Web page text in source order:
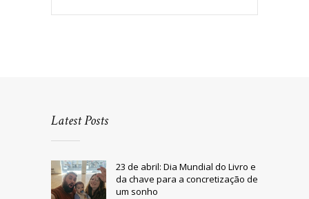
Latest Posts
23 de abril: Dia Mundial do Livro e
da chave para a concretização de
um sonho